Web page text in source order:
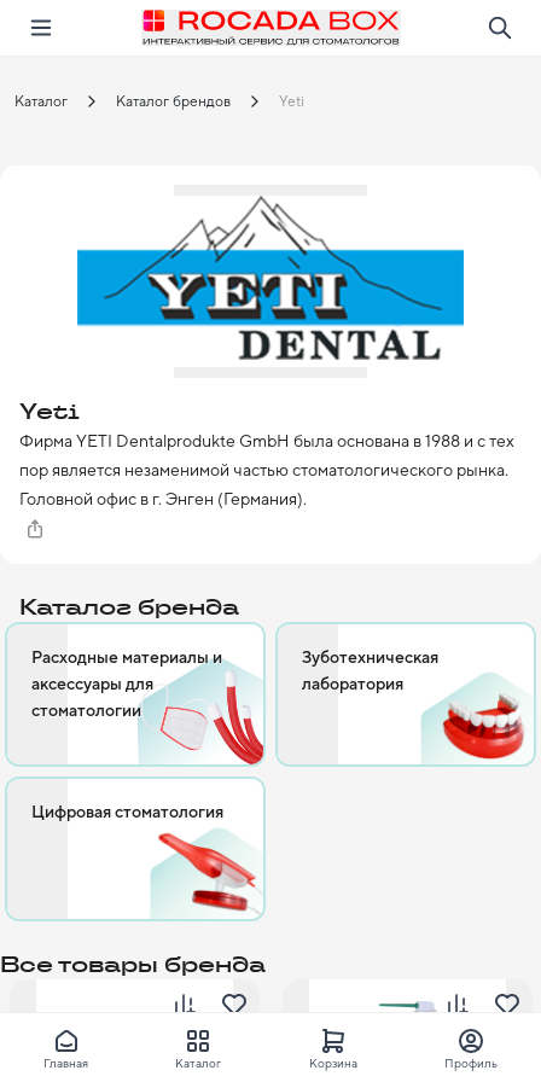
Открыть в приложении!
Каталог Каталог брендов Yeti
Yeti
Фирма YETI Dentalprodukte GmbH была основана в 1988 и с тех
пор является незаменимой частью стоматологического рынка.
Головной офис в г. Энген (Германия).
Компания известна своим акцентом на исследованиях и
качества. Среди продукции YETI Dental можно найти лаки,
Каталог бренда
Расходные материалы и
аксессуары для
стоматологии
Зуботехническая
лаборатория
Цифровая стоматология
Все товары бренда
Главная Каталог Корзина Профиль